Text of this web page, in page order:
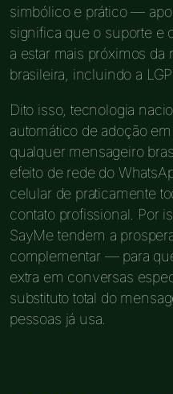
simbólico e prático —
significa que o suporte e
a estar mais próximos da
brasileira, incluindo a
Dito isso, tecnologia
automático de adoção
qualquer mensageiro
efeito de rede do
celular de praticamente
contato profissional. Por
SayMe tendem a
complementar — para
extra em conversas
substituto total do
pessoas já usa.